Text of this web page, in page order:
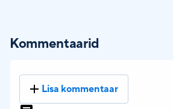
Kommentaarid
Lisa kommentaar